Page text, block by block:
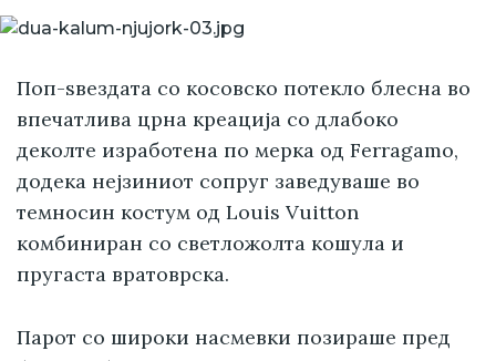
Поп-ѕвездата со косовско потекло блесна во
впечатлива црна креација со длабоко
деколте изработена по мерка од Ferragamo,
додека нејзиниот сопруг заведуваше во
темносин костум од Louis Vuitton
комбиниран со светложолта кошула и
пругаста вратоврска.
Парот со широки насмевки позираше пред